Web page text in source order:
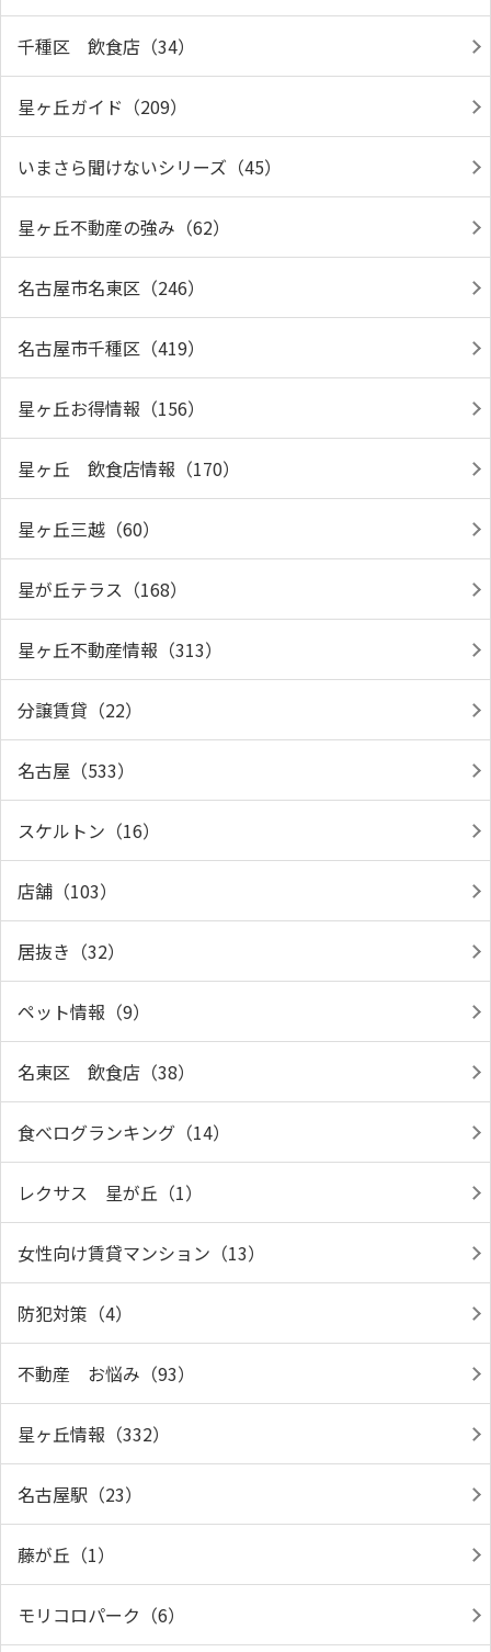
千種区 飲食店（34）
星ヶ丘ガイド（209）
いまさら聞けないシリーズ（45）
星ヶ丘不動産の強み（62）
名古屋市名東区（246）
名古屋市千種区（419）
星ヶ丘お得情報（156）
星ヶ丘 飲食店情報（170）
星ヶ丘三越（60）
星が丘テラス（168）
星ヶ丘不動産情報（313）
分譲賃貸（22）
名古屋（533）
スケルトン（16）
店舗（103）
居抜き（32）
ペット情報（9）
名東区 飲食店（38）
食べログランキング（14）
レクサス 星が丘（1）
女性向け賃貸マンション（13）
防犯対策（4）
不動産 お悩み（93）
星ヶ丘情報（332）
名古屋駅（23）
藤が丘（1）
モリコロパーク（6）